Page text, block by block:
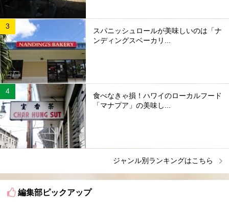
スパニッシュロールが美味しいのは「ナ
ンディングスベーカリ...
食べなきゃ損！ハワイのローカルフード
「マナプア」の美味し...
ジャンル別ランキングはこちら
編集部ピックアップ